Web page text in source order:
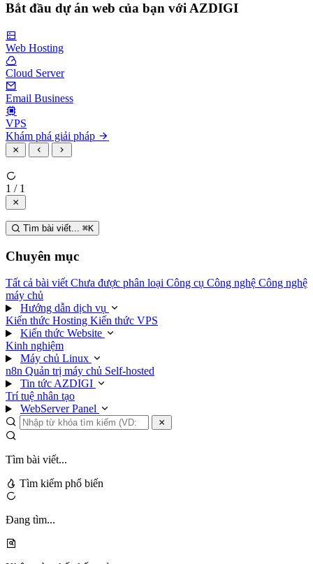
Bắt đầu dự án web của bạn với AZDIGI
Web Hosting
Cloud Server
Email Business
VPS
Khám phá giải pháp
1 / 1
Tìm bài viết... ⌘K
Chuyên mục
Tất cả bài viếtChưa được phân loại Công cụ Công nghệ Công nghệ
máy chủ
Hướng dẫn dịch vụ
Kiến thức Hosting Kiến thức VPS
Kiến thức Website
Kinh nghiệm
Máy chủ Linux
n8n Quản trị máy chủ Self-hosted
Tin tức AZDIGI
Trí tuệ nhân tạo
WebServer Panel
Tìm bài viết...
Tìm kiếm phổ biến
Đang tìm...